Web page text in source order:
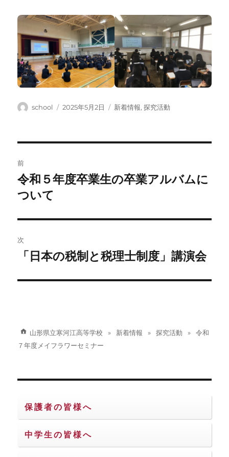
投
school
投
2025年5月2日
カ
新着情報,探究活動
稿
ナ
ビ
ゲ
ー
シ
ン
前
前
の
稿:
令和５年度卒業生の卒業アルバムに
ついて
次
次
投
「日本の税制と税理士制度」講演会
山形県立寒河江高等学校 新着情報 探究活動
令和
７年度メイフラワーセミナー
保護者の皆様へ
中学生の皆様へ